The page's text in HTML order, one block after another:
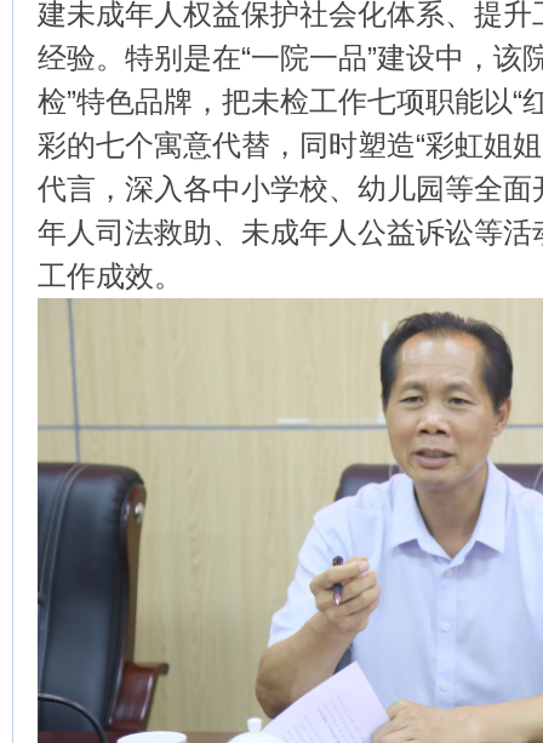
建未成年人权益保护社会化体系、提
经验。特别是在“一院一品”建设中，该
检”特色品牌，把未检工作七项职能以“
彩的七个寓意代替，同时塑造“彩虹姐姐
代言，深入各中小学校、幼儿园等全
年人司法救助、未成年人公益诉讼等
工作成效。